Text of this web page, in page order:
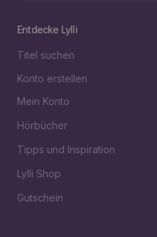
Entdecke Lylli
Titel suchen
Konto erstellen
Mein Konto
Hörbücher
Tipps und Inspiration
Lylli Shop
Gutschein